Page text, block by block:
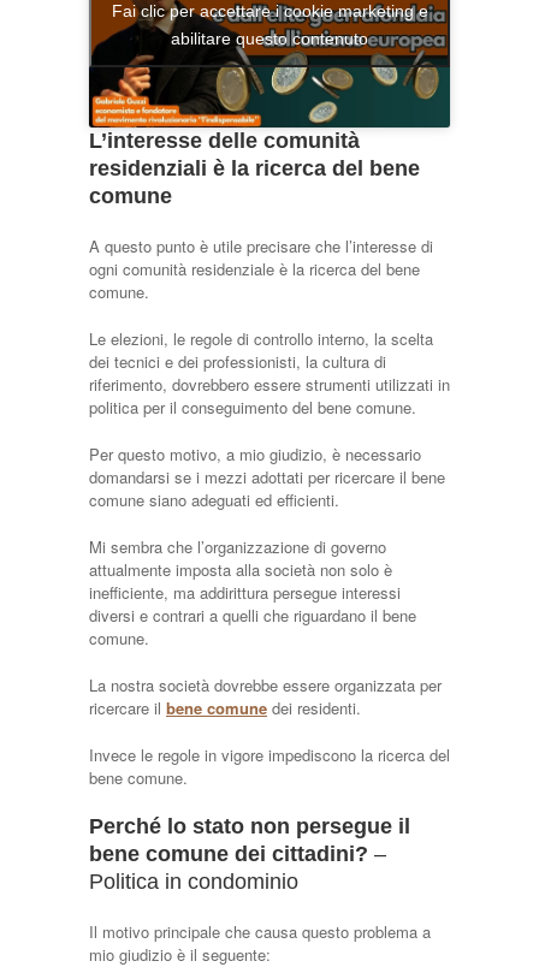
Fai clic per accettare i cookie marketing e
abilitare questo contenuto
L’interesse delle comunità
residenziali è la ricerca del bene
comune
A questo punto è utile precisare che l’interesse di
ogni comunità residenziale è la ricerca del bene
comune.
Le elezioni, le regole di controllo interno, la scelta
dei tecnici e dei professionisti, la cultura di
riferimento, dovrebbero essere strumenti utilizzati in
politica per il conseguimento del bene comune.
Per questo motivo, a mio giudizio, è necessario
domandarsi se i mezzi adottati per ricercare il bene
comune siano adeguati ed efficienti.
Mi sembra che l’organizzazione di governo
attualmente imposta alla società non solo è
inefficiente, ma addirittura persegue interessi
diversi e contrari a quelli che riguardano il bene
comune.
La nostra società dovrebbe essere organizzata per
ricercare il bene comune dei residenti.
Invece le regole in vigore impediscono la ricerca del
bene comune.
Perché lo stato non persegue il
bene comune dei cittadini? –
Politica in condominio
Il motivo principale che causa questo problema a
mio giudizio è il seguente: